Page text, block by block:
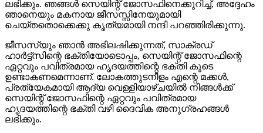
ലഭിക്കും. ഞങ്ങൾ സെയിന്റ് ജോസഫിനെക്കുറിച്ച്, അദ്ദേഹം
ഞാനെയും മകനായ ജീസസ്സിനേയുമായി
ചെയ്തതൊക്കെക്കു കൃത്യമായി നന്ദി പറഞ്ഞിരിക്കുന്നു.
ജീസസ്‌യും ഞാൻ അഭിലഷിക്കുന്നത്, സാക്രഡ്
ഹാർട്ട്സിന്റെ ഭക്തിയോടൊപ്പം, സെയിന്റ് ജോസഫിന്റെ
ഏറ്റവും പവിത്രമായ ഹൃദയത്തിന്റെ ഭക്തി കൂടെ
ഉണ്ടാകണമെന്നാണ്. ലോകത്തുടനീളം എന്റെ മക്കൾ,
പ്രത്യേകമായി ആദ്യ വെള്ളിയാഴ്ചയിൽ നിങ്ങൾക്ക്
സെയിന്റ് ജോസഫിന്റെ ഏറ്റവും പവിത്രമായ
ഹൃദയത്തിന്റെ ഭക്തി വഴി ദൈവിക അനുഗ്രഹങ്ങൾ
ലഭിക്കും.